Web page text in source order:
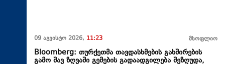
09 აგვისტო 2026, 11:23 მსოფლიო
Bloomberg: თურქეთმა თავდასხმების გახშირების
გამო შავ ზღვაში გემების გადაადგილება შეზღუდა,